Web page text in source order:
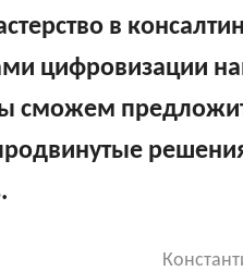
в
цифровизации
сможем